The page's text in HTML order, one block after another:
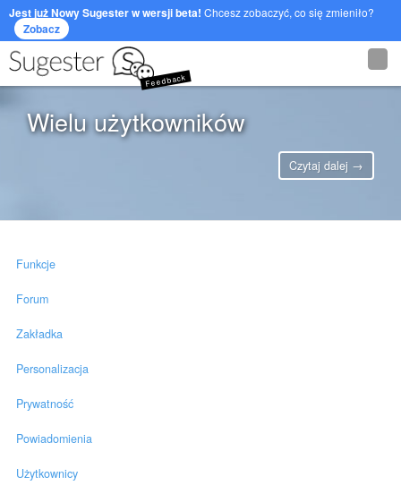
Jest już Nowy Sugester w wersji beta! Chcesz zobaczyć, co się zmieniło?
Zobacz
Feedback
Wielu użytkowników
Czytaj dalej →
Funkcje
Forum
Zakładka
Personalizacja
Prywatność
Powiadomienia
Użytkownicy